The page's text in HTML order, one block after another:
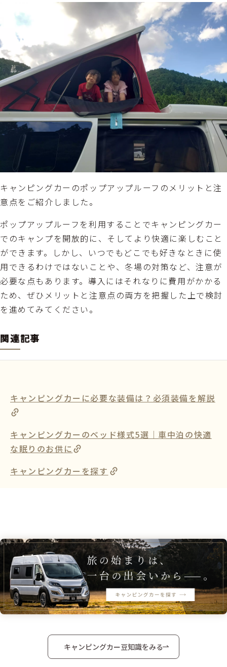
キャンピングカーのポップアップルーフのメリットと注
意点をご紹介しました。
ポップアップルーフを利用することでキャンピングカー
でのキャンプを開放的に、そしてより快適に楽しむこと
ができます。しかし、いつでもどこでも好きなときに使
用できるわけではないことや、冬場の対策など、注意が
必要な点もあります。導入にはそれなりに費用がかかる
ため、ぜひメリットと注意点の両方を把握した上で検討
を進めてみてください。
関連記事
キャンピングカーに必要な装備は？必須装備を解説
キャンピングカーのベッド様式5選｜車中泊の快適
な眠りのお供に
キャンピングカーを探す
キャンピングカー豆知識をみる